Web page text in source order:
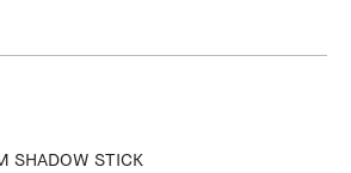
SHADOW STICK